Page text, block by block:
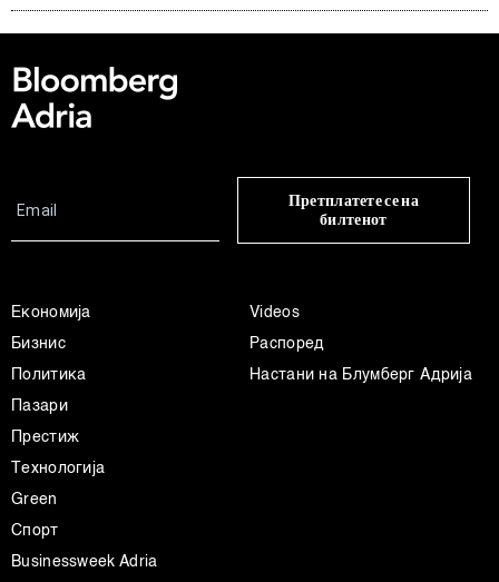
Претплатете се на
билтенот
Економија
Бизнис
Политика
Пазари
Престиж
Технологија
Green
Спорт
Businessweek Adria
Videos
Распоред
Настани на Блумберг Адрија